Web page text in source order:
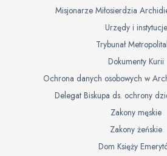
Misjonarze Miłosierdzia
Urzędy i instytucje
Trybunał
Dokumenty Kurii
Ochrona danych osobowych w
Delegat Biskupa ds. ochrony
Zakony męskie
Zakony żeńskie
Dom Księży